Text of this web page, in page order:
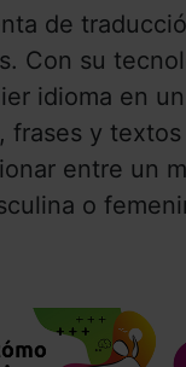
de
Con su
idioma en
frases y textos
entre un
o